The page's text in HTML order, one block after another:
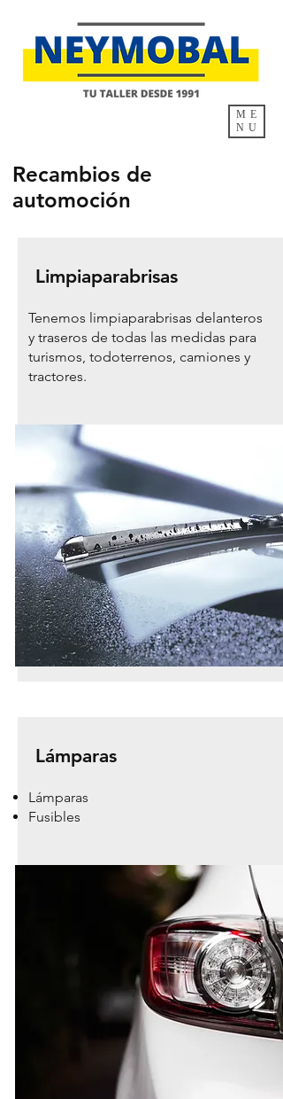
ME
NU
Recambios de
automoción
Limpiaparabrisas
Tenemos limpiaparabrisas delanteros
y traseros de todas las medidas​ para
turismos, todoterrenos, camiones y
tractores.
Lámparas
Lámparas
Fusibles